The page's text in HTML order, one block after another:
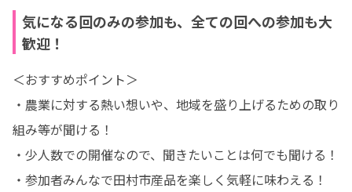
気になる回のみの参加も、全ての回への参加も大
歓迎！
＜おすすめポイント＞
・農業に対する熱い想いや、地域を盛り上げるための取り
組み等が聞ける！
・少人数での開催なので、聞きたいことは何でも聞ける！
・参加者みんなで田村市産品を楽しく気軽に味わえる！